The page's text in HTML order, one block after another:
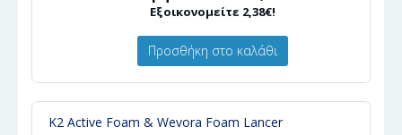
Εξοικονομείτε 2,38€!
Προσθήκη στο καλάθι
K2 Active Foam & Wevora Foam Lancer